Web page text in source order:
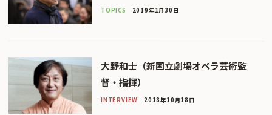
TOPICS 2019年1月30日
大野和士（新国立劇場オペラ芸術監
督・指揮）
INTERVIEW 2018年10月18日